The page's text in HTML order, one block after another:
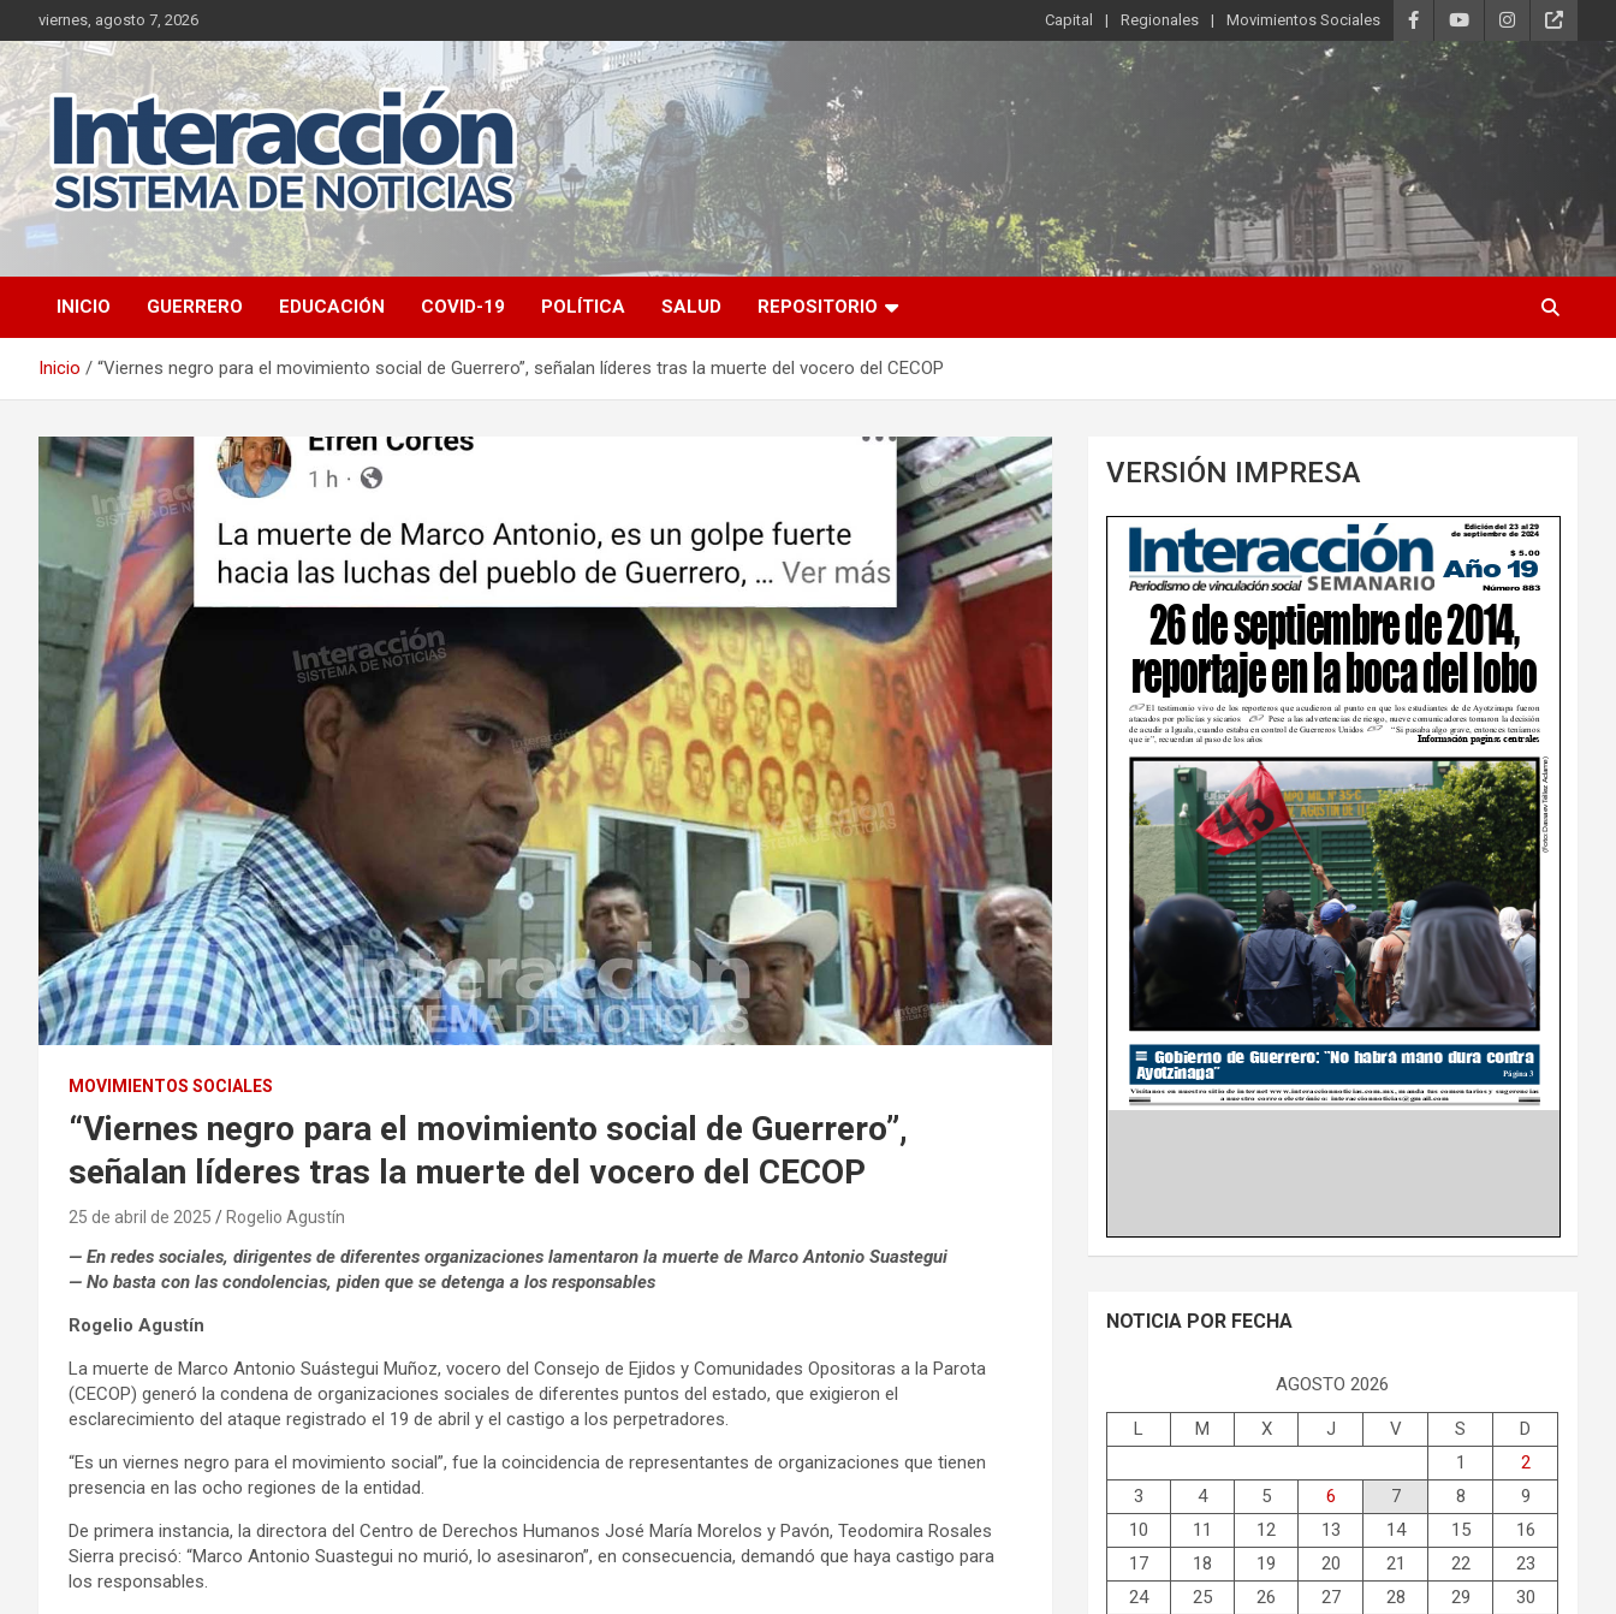
al
contenido
viernes, agosto 7, 2026 Capital Regionales Movimientos Sociales
INICIO GUERRERO EDUCACIÓN COVID-19 POLÍTICA SALUD REPOSITORIO
Inicio “Viernes negro para el movimiento social de Guerrero”, señalan líderes tras la muerte del vocero del CECOP
MOVIMIENTOS SOCIALES
“Viernes negro para el movimiento social de Guerrero”,
señalan líderes tras la muerte del vocero del CECOP
25 de abril de 2025 Rogelio Agustín
— En redes sociales, dirigentes de diferentes organizaciones lamentaron la muerte de Marco Antonio Suastegui
— No basta con las condolencias, piden que se detenga a los responsables
Rogelio Agustín
La muerte de Marco Antonio Suástegui Muñoz, vocero del Consejo de Ejidos y Comunidades Opositoras a la Parota
(CECOP) generó la condena de organizaciones sociales de diferentes puntos del estado, que exigieron el
esclarecimiento del ataque registrado el 19 de abril y el castigo a los perpetradores.
“Es un viernes negro para el movimiento social”, fue la coincidencia de representantes de organizaciones que tienen
presencia en las ocho regiones de la entidad.
De primera instancia, la directora del Centro de Derechos Humanos José María Morelos y Pavón, Teodomira Rosales
Sierra precisó: “Marco Antonio Suastegui no murió, lo asesinaron”, en consecuencia, demandó que haya castigo para
los responsables.
VERSIÓN IMPRESA
NOTICIA POR FECHA
AGOSTO 2026
L M X J V S
D
1
2
3
4 5 6 7 8
9
10
11 12 13 14 15
16
17
18 19 20 21 22
23
24
25 26 27 28 29
30